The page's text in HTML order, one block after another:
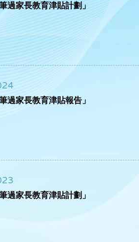
過家長教育津貼計劃」
過家長教育津貼報告」
過家長教育津貼計劃」